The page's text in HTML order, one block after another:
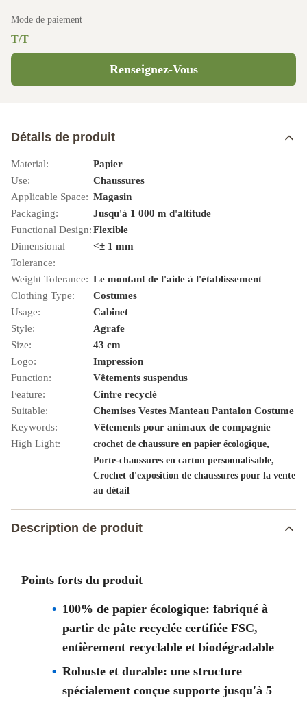
Mode de paiement
T/T
Renseignez-Vous
Détails de produit
Material:
Papier
Use:
Chaussures
Applicable Space: Magasin
Packaging:
Jusqu'à 1 000 m d'altitude
Functional Design:Flexible
Dimensional
Tolerance:
<± 1 mm
Weight Tolerance: Le montant de l'aide à l'établissement
Clothing Type:
Costumes
Usage:
Cabinet
Style:
Agrafe
Size:
43 cm
Logo:
Impression
Function:
Vêtements suspendus
Feature:
Cintre recyclé
Suitable:
Chemises Vestes Manteau Pantalon Costume
Keywords:
Vêtements pour animaux de compagnie
High Light:
crochet de chaussure en papier écologique,
Porte-chaussures en carton personnalisable,
Crochet d'exposition de chaussures pour la vente
au détail
Description de produit
Points forts du produit
100% de papier écologique: fabriqué à
partir de pâte recyclée certifiée FSC,
entièrement recyclable et biodégradable
Robuste et durable: une structure
spécialement conçue supporte jusqu'à 5